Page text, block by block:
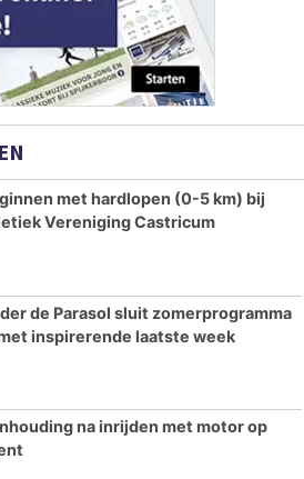
met hardlopen (0-5 km) bij
Vereniging Castricum
de Parasol sluit zomerprogramma
inspirerende laatste week
na inrijden met motor op